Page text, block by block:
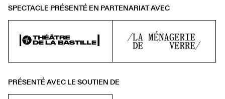
SPECTACLE PRÉSENTÉ EN PARTENARIAT AVEC
PRÉSENTÉ AVEC LE SOUTIEN DE